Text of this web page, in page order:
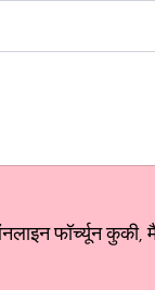
फॉर्च्यून कुकी,